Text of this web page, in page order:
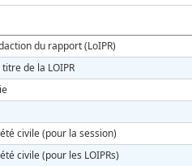
du rapport (LoIPR)
de la LOIPR
civile (pour la session)
civile (pour les LOIPRs)